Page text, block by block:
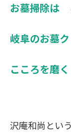
お墓掃除は
岐阜のお墓
こころを磨
沢庵和尚とい